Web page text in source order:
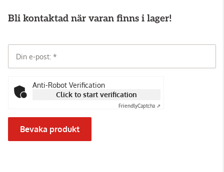
Bli kontaktad när varan finns i lager!
Din e-post:
Anti-Robot Verification
Click to start verification
FriendlyCaptcha ⇗
Bevaka produkt